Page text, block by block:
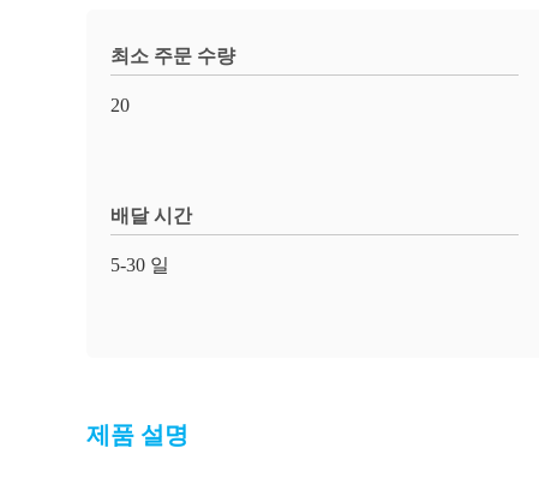
최소 주문 수량
20
배달 시간
5-30 일
제품 설명